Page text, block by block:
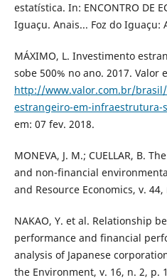
estatística. In: ENCONTRO DE
Iguaçu. Anais... Foz do Iguaçu:
MÁXIMO, L. Investimento
sobe 500% no ano. 2017. Valor
http://www.valor.com.br/
estrangeiro-em-infraestrutura-
em: 07 fev. 2018.
MONEVA, J. M.; CUELLAR, B.
and non-financial
and Resource Economics, v.
NAKAO, Y. et al. Relationship
performance and financial
analysis of Japanese
the Environment, v. 16, n. 2, p.